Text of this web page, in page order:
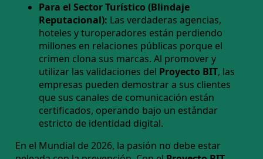
Para el Sector Turístico (Blindaje
Reputacional): Las verdaderas agencias,
hoteles y turoperadores están perdiendo
millones en relaciones públicas porque el
crimen clona sus marcas. Al promover y
utilizar las validaciones del Proyecto BIT, las
empresas pueden demostrar a sus clientes
que sus canales de comunicación están
certificados, operando bajo un estándar
estricto de identidad digital.
En el Mundial de 2026, la pasión no debe estar